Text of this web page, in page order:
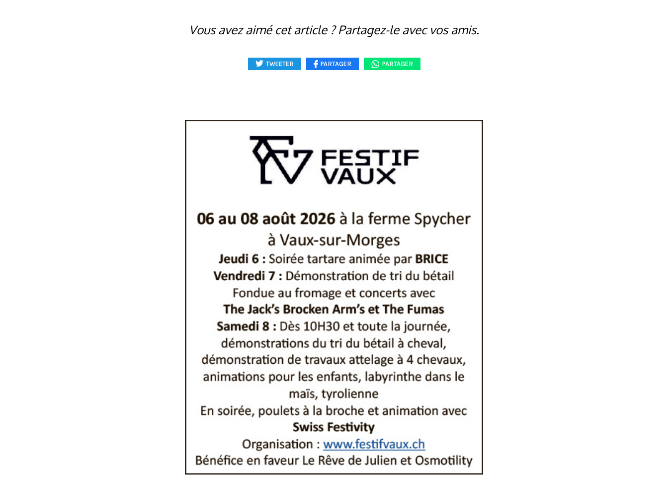
Vous avez aimé cet article ? Partagez-le avec vos amis.
TWEETER PARTAGER PARTAGER